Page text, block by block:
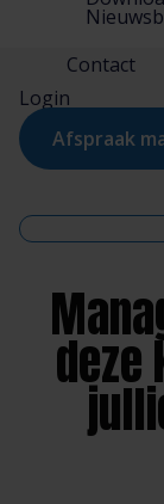
Contact
Login
Afspraak
deze